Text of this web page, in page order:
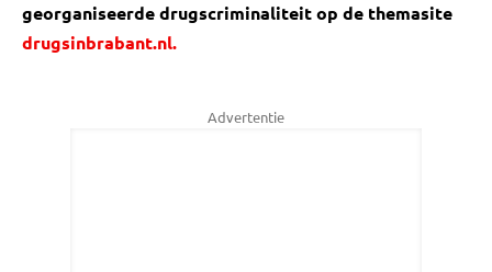
georganiseerde drugscriminaliteit op de themasite
drugsinbrabant.nl.
Advertentie